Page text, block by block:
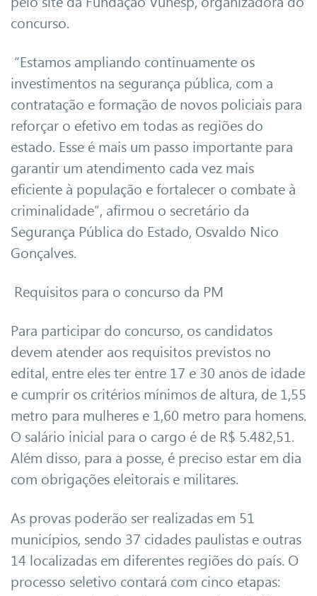
concurso.
“Estamos ampliando continuamente os
investimentos na segurança pública, com a
contratação e formação de novos policiais para
reforçar o efetivo em todas as regiões do
estado. Esse é mais um passo importante para
garantir um atendimento cada vez mais
eficiente à população e fortalecer o combate à
criminalidade”, afirmou o secretário da
Segurança Pública do Estado, Osvaldo Nico
Gonçalves.
Requisitos para o concurso da PM
Para participar do concurso, os candidatos
devem atender aos requisitos previstos no
edital, entre eles ter entre 17 e 30 anos de idade
e cumprir os critérios mínimos de altura, de 1,55
metro para mulheres e 1,60 metro para homens.
O salário inicial para o cargo é de R$ 5.482,51.
Além disso, para a posse, é preciso estar em dia
com obrigações eleitorais e militares.
As provas poderão ser realizadas em 51
municípios, sendo 37 cidades paulistas e outras
14 localizadas em diferentes regiões do país. O
processo seletivo contará com cinco etapas: